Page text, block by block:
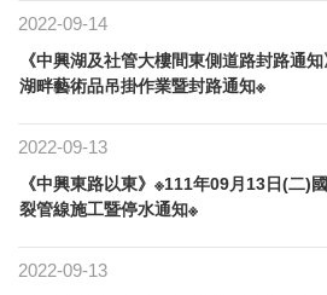
2022-09-14
《中興湖及社管大樓間東側道路封路通
湖畔藝術品吊掛作業暨封路通知※
2022-09-13
《中興東路以東》※111年09月13日(二)
裂管線施工暨停水通知※
2022-09-13